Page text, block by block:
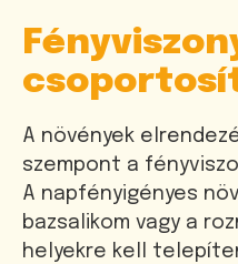
A növények
szempont a
A napfényigényes
bazsalikom vagy a
helyekre kell